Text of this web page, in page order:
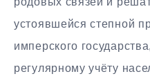
устоявшейся степной
имперского
регулярному учёту